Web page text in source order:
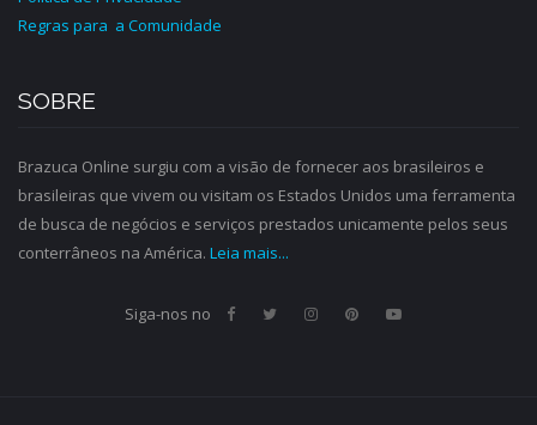
Regras para a Comunidade
SOBRE
Brazuca Online surgiu com a visão de fornecer aos brasileiros e
brasileiras que vivem ou visitam os Estados Unidos uma ferramenta
de busca de negócios e serviços prestados unicamente pelos seus
conterrâneos na América. Leia mais...
Siga-nos no